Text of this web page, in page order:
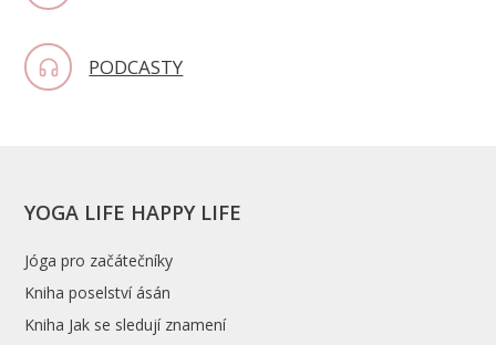
PODCASTY
YOGA LIFE HAPPY LIFE
Jóga pro začátečníky
Kniha poselství ásán
Kniha Jak se sledují znamení